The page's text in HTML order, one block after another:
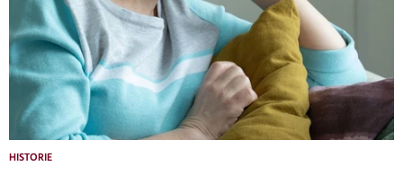
HISTORIE